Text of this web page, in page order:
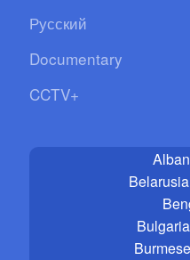
Русский
Documentary
CCTV+
Burmese